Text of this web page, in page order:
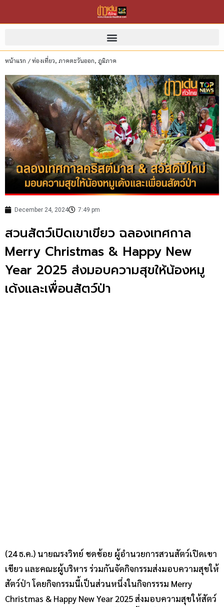
หน้าแรก /ท่องเที่ยว, ภาคตะวันออก, ภูมิภาค
December 24, 2024 7:49 pm
สวนสัตว์เปิดเขาเขียว ฉลองเทศกาล
Merry Christmas & Happy New
Year 2025 ส่งมอบความสุขให้น้องหมู
เด้งและเพื่อนสัตว์ป่า
(24 ธ.ค.) นายณรงวิทย์ ชดช้อย ผู้อำนวยการสวนสัตว์เปิดเขา
เขียว และคณะผู้บริหาร ร่วมกันจัดกิจกรรมส่งมอบความสุขให้
สัตว์ป่า โดยกิจกรรมนี้เป็นส่วนหนึ่งในกิจกรรรม Merry
Christmas & Happy New Year 2025 ส่งมอบความสุขให้สัตว์